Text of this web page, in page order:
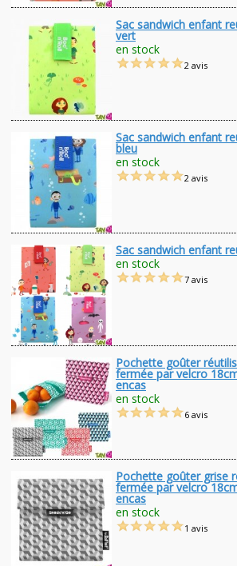
Sac sandwich enfant
vert
en stock
2 avis
Sac sandwich enfant
bleu
en stock
2 avis
Sac sandwich enfant
en stock
7 avis
Pochette goûter
fermée par velcro
encas
en stock
6 avis
Pochette goûter grise
fermée par velcro
encas
en stock
1 avis